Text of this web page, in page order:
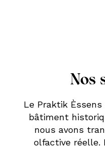
Nos
Le Praktik
bâtiment
nous avons
olfactive réelle.